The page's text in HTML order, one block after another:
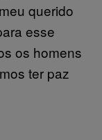
querido
esse
os homens
ter paz